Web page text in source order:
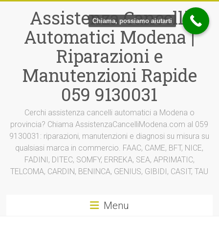
contenutoAssistenza Cancelli
Automatici Modena |
Riparazioni e
Manutenzioni Rapide
059 9130031
Cerchi assistenza cancelli automatici a Modena o
provincia? Chiama AssistenzaCancelliModena.com al 059
9130031: riparazioni, manutenzioni e diagnosi su misura su
qualsiasi marca in commercio. FAAC, CAME, BFT, NICE,
FADINI, DITEC, SOMFY, ERREKA, SEA, APRIMATIC,
TELCOMA, CARDIN, BENINCA, GENIUS, GIBIDI, CASIT, TAU
Menu
Chiama, possiamo aiutarti